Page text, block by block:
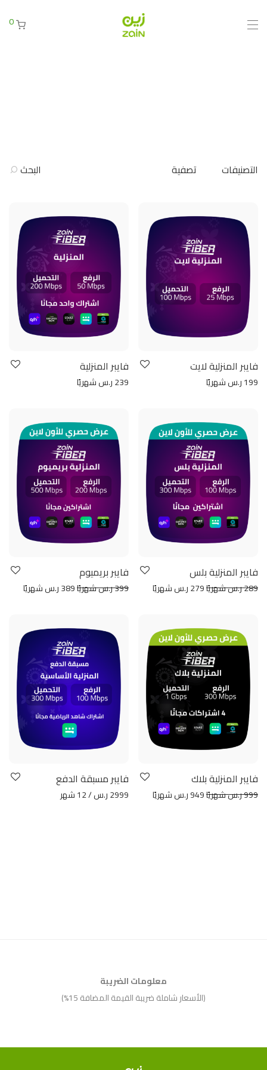
0
التصنيفات تصفية البحث
فايبر المنزلية لايت
199 ر.س شهريًا
فايبر المنزلية
239 ر.س شهريًا
فايبر المنزلية بلس
289 ر.س شهريًا
فايبر بريميوم
399 ر.س شهريًا
فايبر المنزلية بلاك
999 ر.س شهريًا
فايبر مسبقة الدفع
2999 ر.س / 12 شهر
معلومات الضريبة
(الأسعار شاملة ضريبة القيمة المضافة 15%)